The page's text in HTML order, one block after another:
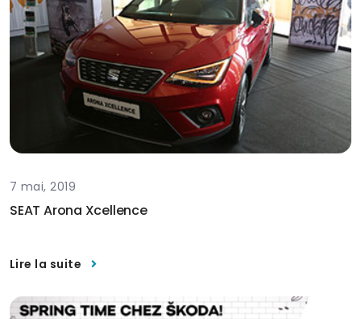
7 mai, 2019
SEAT Arona Xcellence
Lire la suite